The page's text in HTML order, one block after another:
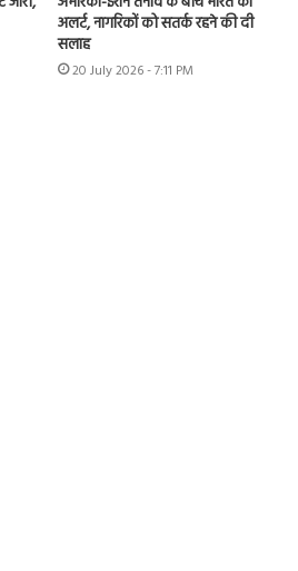
अलर्ट, नागरिकों को सतर्क रहने की दी
सलाह
20 July 2026 - 7:11 PM